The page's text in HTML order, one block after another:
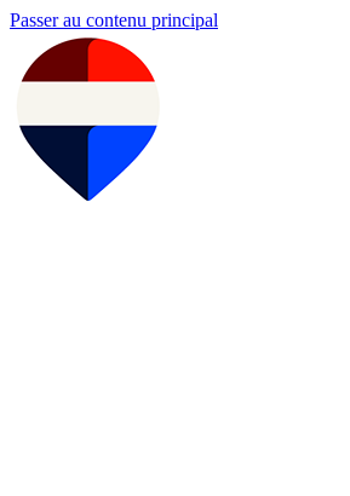
Passer au contenu principal